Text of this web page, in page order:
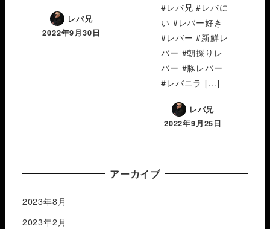
レバ兄
2022年9月30日
#レバ兄 #レバに
い #レバー好き
#レバー #新鮮レ
バー #朝採りレ
バー #豚レバー
#レバニラ […]
レバ兄
2022年9月25日
アーカイブ
2023年8月
2023年2月